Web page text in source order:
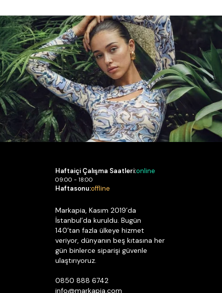
Haftaiçi Çalışma Saatleri:online
09:00 - 18:00
Haftasonu:offline
Markapia, Kasım 2019’da
İstanbul’da kuruldu. Bugün
140’tan fazla ülkeye hizmet
veriyor, dünyanın beş kıtasına her
gün binlerce siparişi güvenle
ulaştırıyoruz.
0850 888 6742
info@markapia.com